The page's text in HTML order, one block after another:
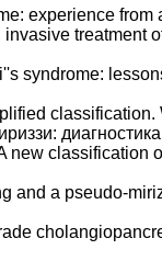
experience
syndrome:
диагностика
a pseudo-